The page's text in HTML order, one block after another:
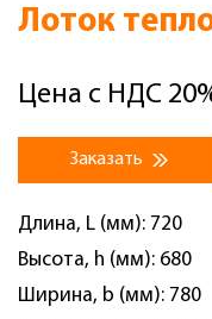
Лоток
Цена с НДС
Заказать
Длина, L (мм): 720
Высота, h (мм): 680
Ширина, b (мм): 780